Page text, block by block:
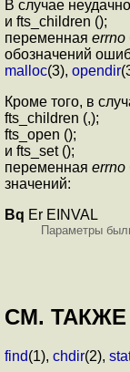
В случае
и fts_children ();
переменная errno
обозначений
malloc(3), opendir
Кроме того, в
fts_children (,);
fts_open ();
и fts_set ();
переменная errno
значений:
Bq Er EINVAL
Параметры
СМ. ТАКЖЕ
find(1), chdir(2),